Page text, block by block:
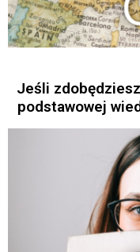
Jeśli
podstawowej